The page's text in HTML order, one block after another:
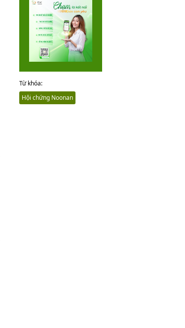
Từ khóa:
Hội chứng Noonan